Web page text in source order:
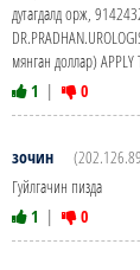
дутагдалд орж,
мянган доллар)
1 | 0
зочин
Гуйлгачин пизда
1 | 0